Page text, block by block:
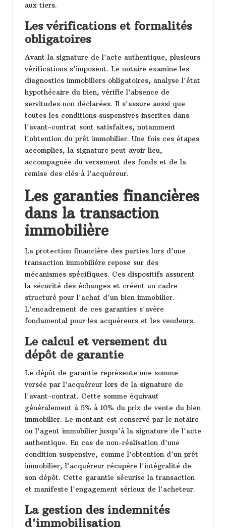
aux tiers.
Les vérifications et formalités
obligatoires
Avant la signature de l'acte authentique, plusieurs
vérifications s'imposent. Le notaire examine les
diagnostics immobiliers obligatoires, analyse l'état
hypothécaire du bien, vérifie l'absence de
servitudes non déclarées. Il s'assure aussi que
toutes les conditions suspensives inscrites dans
l'avant-contrat sont satisfaites, notamment
l'obtention du prêt immobilier. Une fois ces étapes
accomplies, la signature peut avoir lieu,
accompagnée du versement des fonds et de la
remise des clés à l'acquéreur.
Les garanties financières
dans la transaction
immobilière
La protection financière des parties lors d'une
transaction immobilière repose sur des
mécanismes spécifiques. Ces dispositifs assurent
la sécurité des échanges et créent un cadre
structuré pour l'achat d'un bien immobilier.
L'encadrement de ces garanties s'avère
fondamental pour les acquéreurs et les vendeurs.
Le calcul et versement du
dépôt de garantie
Le dépôt de garantie représente une somme
versée par l'acquéreur lors de la signature de
l'avant-contrat. Cette somme équivaut
généralement à 5% à 10% du prix de vente du bien
immobilier. Le montant est conservé par le notaire
ou l'agent immobilier jusqu'à la signature de l'acte
authentique. En cas de non-réalisation d'une
condition suspensive, comme l'obtention d'un prêt
immobilier, l'acquéreur récupère l'intégralité de
son dépôt. Cette garantie sécurise la transaction
et manifeste l'engagement sérieux de l'acheteur.
La gestion des indemnités
d'immobilisation